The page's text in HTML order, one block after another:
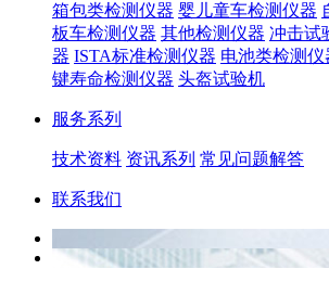
箱包类检测仪器 婴儿童车检测仪器
板车检测仪器 其他检测仪器 冲击试
器 ISTA标准检测仪器 电池类检测仪
键寿命检测仪器 头盔试验机
服务系列
技术资料 资讯系列 常见问题解答
联系我们